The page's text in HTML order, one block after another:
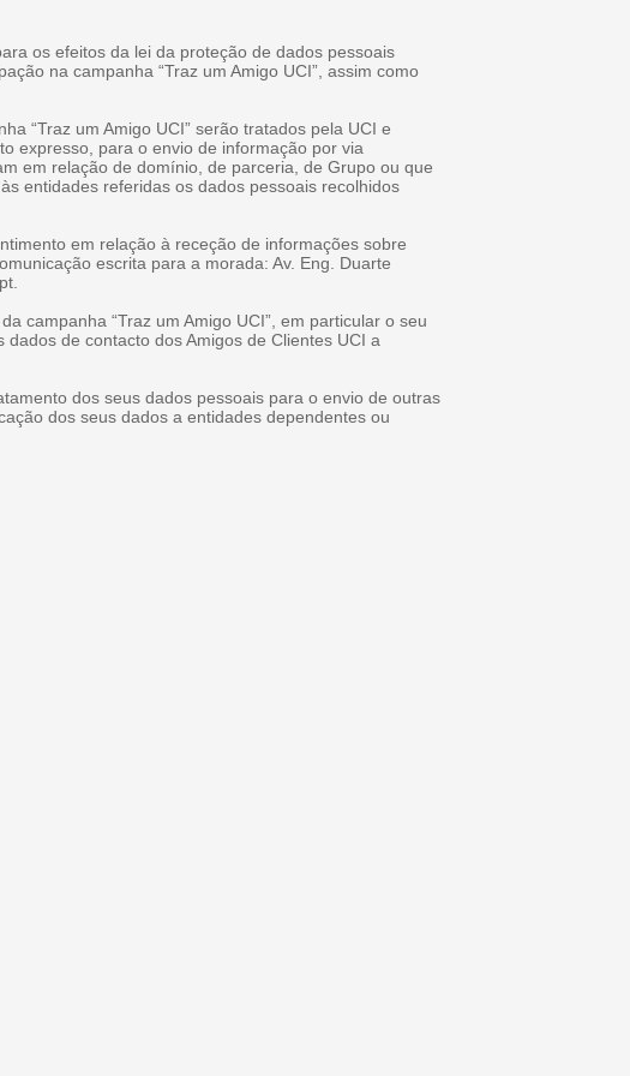
os efeitos da lei da proteção de dados pessoais
na campanha “Traz um Amigo UCI”, assim como
“Traz um Amigo UCI” serão tratados pela UCI e
expresso, para o envio de informação por via
em relação de domínio, de parceria, de Grupo ou que
entidades referidas os dados pessoais recolhidos
em relação à receção de informações sobre
escrita para a morada: Av. Eng. Duarte
campanha “Traz um Amigo UCI”, em particular o seu
de contacto dos Amigos de Clientes UCI a
dos seus dados pessoais para o envio de outras
dos seus dados a entidades dependentes ou